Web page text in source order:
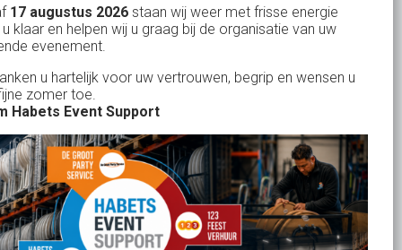
Feestverhuur
Licht- en Geluidverhuur
Horeca verhuur
Partyverhuur
Je vindt ons op
17 augustus 2026 staan wij weer met frisse energie
klaar en helpen wij u graag bij de organisatie van uw
evenement.
u hartelijk voor uw vertrouwen, begrip en wensen u
zomer toe.
Habets Event Support